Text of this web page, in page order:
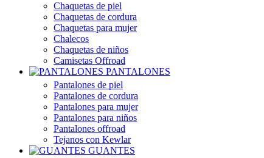
Chaquetas de piel
Chaquetas de cordura
Chaquetas para mujer
Chalecos
Chaquetas de niños
Camisetas Offroad
PANTALONES
Pantalones de piel
Pantalones de cordura
Pantalones para mujer
Pantalones para niños
Pantalones offroad
Tejanos con Kewlar
GUANTES